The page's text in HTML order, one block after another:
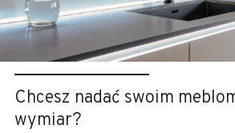
Chcesz nadać swoim
wymiar?